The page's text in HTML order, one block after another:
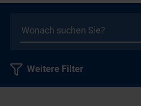
Weitere Filter